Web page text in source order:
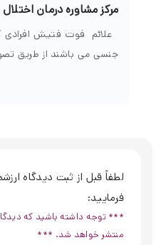
مرکز مشاوره درمان
علائم فوت فتیش افرادی
جنسی می باشند از طریق
لطفاً قبل از ثبت دیدگاه
فرمایید:
*** توجه داشته باشید که
منتشر خواهد شد. ***